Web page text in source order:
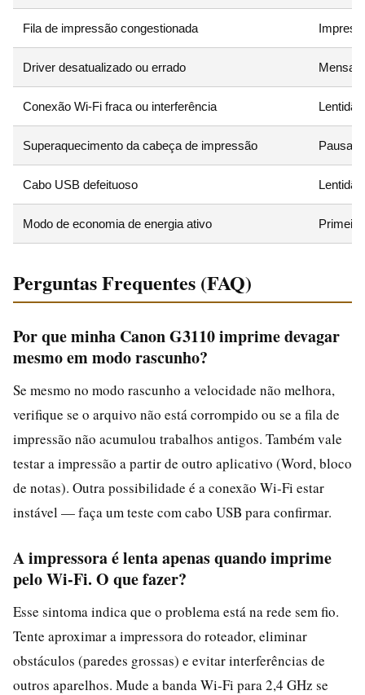
Fila de impressão congestionada
Driver desatualizado ou errado
Conexão Wi‑Fi fraca ou interferência
Superaquecimento da cabeça de impressão Pausas
Cabo USB defeituoso
Modo de economia de energia ativo
Perguntas Frequentes (FAQ)
Por que minha Canon G3110 imprime devagar
mesmo em modo rascunho?
Se mesmo no modo rascunho a velocidade não melhora,
verifique se o arquivo não está corrompido ou se a fila de
impressão não acumulou trabalhos antigos. Também vale
testar a impressão a partir de outro aplicativo (Word, bloco
de notas). Outra possibilidade é a conexão Wi‑Fi estar
instável — faça um teste com cabo USB para confirmar.
A impressora é lenta apenas quando imprime
pelo Wi‑Fi. O que fazer?
Esse sintoma indica que o problema está na rede sem fio.
Tente aproximar a impressora do roteador, eliminar
obstáculos (paredes grossas) e evitar interferências de
outros aparelhos. Mude a banda Wi‑Fi para 2,4 GHz se